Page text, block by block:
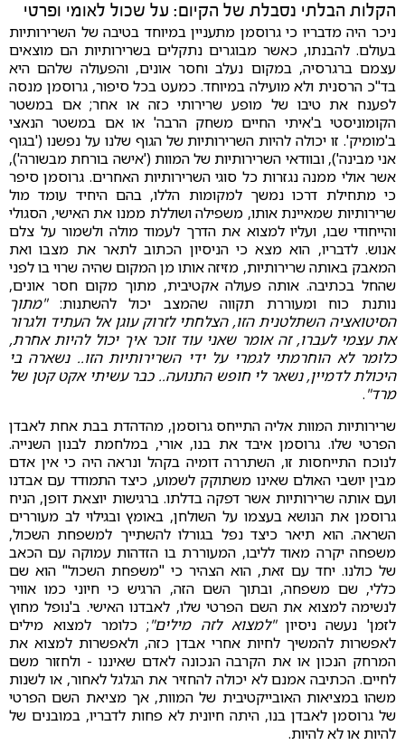
הקלות הבלתי נסבלת של הקיום: על שכול לאומי ופרטי
ניכר היה מדבריו כי גרוסמן מתעניין במיוחד בטיבה של השרירותיות
בעולם. להבנתו, כאשר מבוגרים נתקלים בשרירותיות הם מוצאים
עצמם ברגרסיה, במקום נעלב וחסר אונים, והפעולה שלהם היא
בד"כ הרסנית ולא מועילה במיוחד. כמעט בכל סיפור, גרוסמן מנסה
לפענח את טיבו של מופע שרירותי כזה או אחר; אם במשטר
הקומוניסטי ב'איתי החיים משחק הרבה' או אם במשטר הנאצי
ב'מומיק'. זו יכולה להיות השרירותיות של הגוף שלנו על נפשנו ('בגוף
אני מבינה'), ובוודאי השרירותיות של המוות ('אישה בורחת מבשורה'),
אשר אולי ממנה נגזרות כל סוגי השרירותיות האחרים. גרוסמן סיפר
כי מתחילת דרכו נמשך למקומות הללו, בהם היחיד עומד מול
שרירותיות שמאיינת אותו, משפילה ושוללת ממנו את האישי, הסגולי
והייחודי שבו, ועליו למצוא את הדרך לעמוד מולה ולשמור על צלם
אנוש. לדבריו, הוא מצא כי הניסיון הכתוב לתאר את מצבו ואת
המאבק באותה שרירותיות, מזיזה אותו מן המקום שהיה שרוי בו לפני
שהחל בכתיבה. אותה פעולה אקטיבית, מתוך מקום חסר אונים,
נותנת כוח ומעוררת תקווה שהמצב יכול להשתנות:"מתוך
הסיטואציה השתלטנית הזו, הצלחתי לזרוק עוגן אל העתיד ולגרור
את עצמי לעברו, זה אומר שאני עוד זוכר איך יכול להיות אחרת,
כלומר לא הוחרמתי לגמרי על ידי השרירותיות הזו.. נשארה בי
היכולת לדמיין, נשאר לי חופש התנועה.. כבר עשיתי אקט קטן של
מרד".
שרירותיות המוות אליה התייחס גרוסמן, מהדהדת בבת אחת לאבדן
הפרטי שלו. גרוסמן איבד את בנו, אורי, במלחמת לבנון השנייה.
לנוכח התייחסות זו, השתררה דומיה בקהל ונראה היה כי אין אדם
מבין יושבי האולם שאינו משתוקק לשמוע, כיצד התמודד עם אבדנו
ועם אותה שרירותיות אשר דפקה בדלתו. ברגישות יוצאת דופן, הניח
גרוסמן את הנושא בעצמו על השולחן, באומץ ובגילוי לב מעוררים
השראה. הוא תיאר כיצד נפל בגורלו להשתייך למשפחת השכול,
משפחה יקרה מאוד לליבו, המעוררת בו הזדהות עמוקה עם הכאב
של כולנו. יחד עם זאת, הוא הצהיר כי "משפחת השכול" הוא שם
כללי, שם משפחה, ובתוך השם הזה, הרגיש כי חיוני כמו אוויר
לנשימה למצוא את השם הפרטי שלו, לאבדנו האישי. ב'נופל מחוץ
לזמן' נעשה ניסיון"למצוא לזה מילים"; כלומר למצוא מילים
לאפשרות להמשיך לחיות אחרי אבדן כזה, ולאפשרות למצוא את
המרחק הנכון או את הקרבה הנכונה לאדם שאיננו - ולחזור משם
לחיים. הכתיבה אמנם לא יכולה להחזיר את הגלגל לאחור, או לשנות
משהו במציאות האובייקטיבית של המוות, אך מציאת השם הפרטי
של גרוסמן לאבדן בנו, היתה חיונית לא פחות לדבריו, במובנים של
להיות או לא להיות.